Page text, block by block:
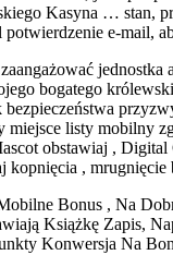
Kasyna … stan,
e-mail,
jednostka
bogatego
listy mobilny
obstawiaj ,
,
Bonus , Na
Książkę Zapis,
Konwersja Na